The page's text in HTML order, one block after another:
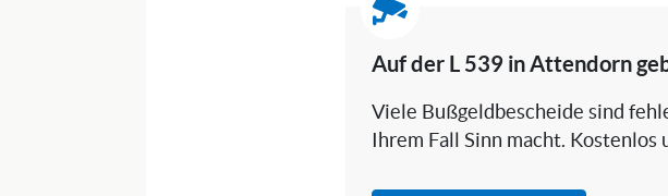
Auf der L 539 in Attendorn
Viele Bußgeldbescheide sind
Ihrem Fall Sinn macht.